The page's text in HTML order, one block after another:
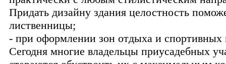
Придать дизайну здания целостность
лиственницы;
- при оформлении зон отдыха и
Сегодня многие владельцы приусадебных